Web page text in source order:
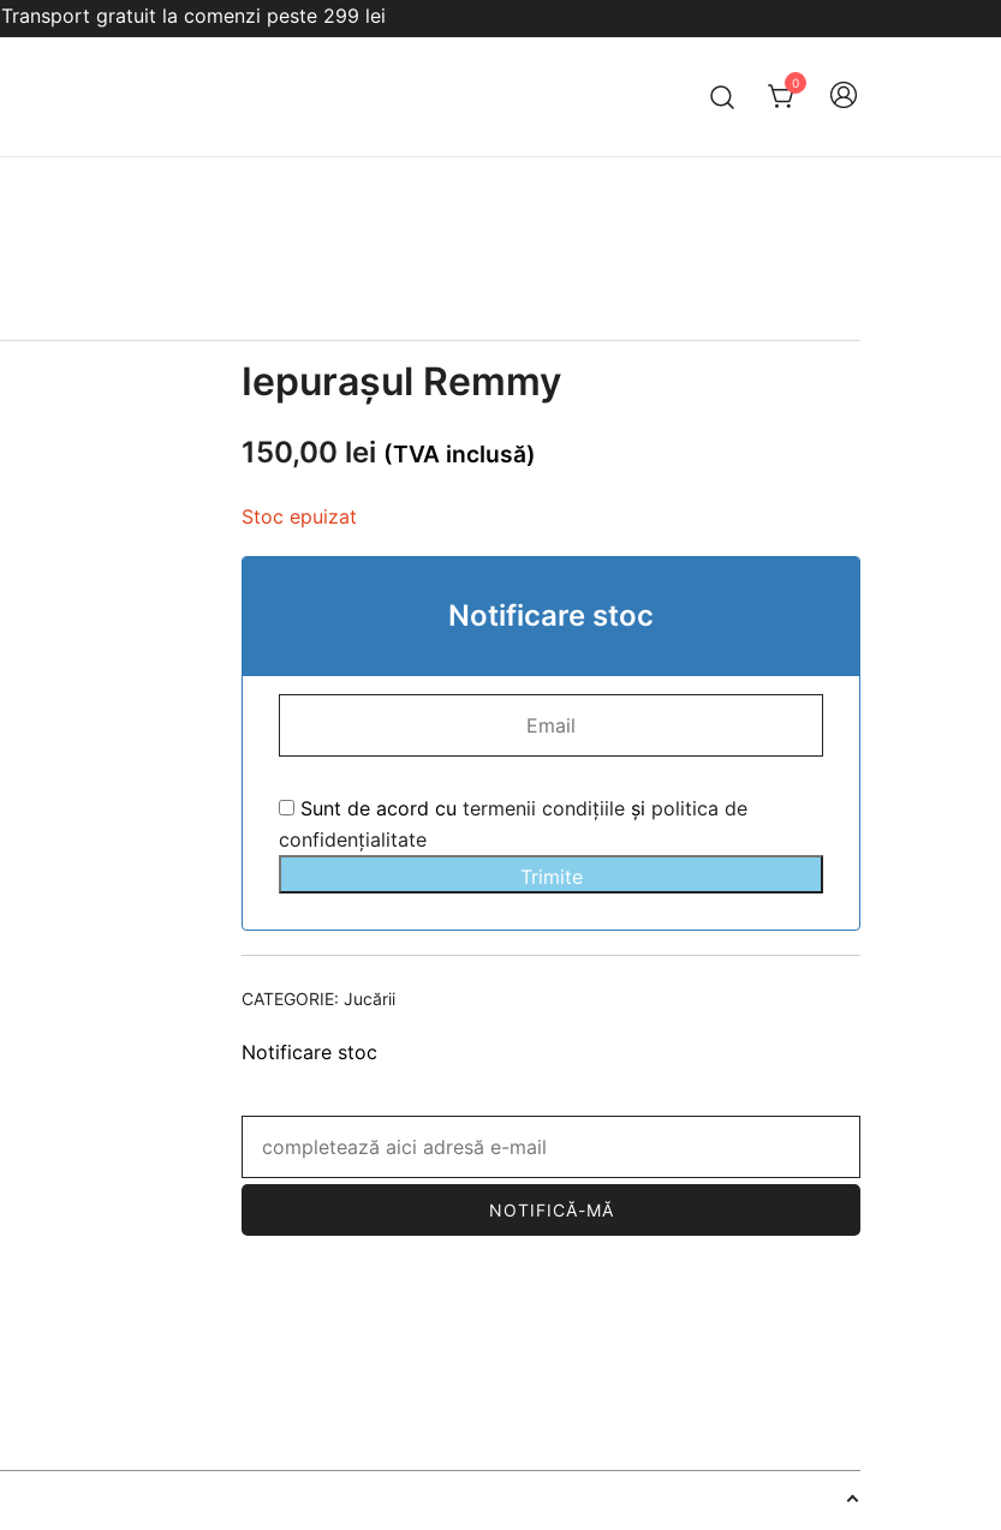
Transport gratuit la comenzi peste 299 lei
0
Iepurașul Remmy
150,00 lei (TVA inclusă)
Stoc epuizat
Notificare stoc
Sunt de acord cu termenii condițiile și politica de
confidențialitate
Trimite
CATEGORIE: Jucării
Notificare stoc
NOTIFICĂ-MĂ